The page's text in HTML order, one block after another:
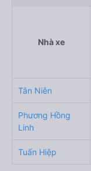
Nhà xe
Tân Niên
Phương Hồng
Linh
Tuấn Hiệp